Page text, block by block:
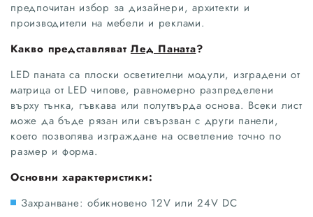
предпочитан избор за дизайнери, архитекти и
производители на мебели и реклами.
Какво представляват Лед Паната?
LED паната са плоски осветителни модули, изградени от
матрица от LED чипове, равномерно разпределени
върху тънка, гъвкава или полутвърда основа. Всеки лист
може да бъде рязaн или свързван с други панели,
което позволява изграждане на осветление точно по
размер и форма.
Основни характеристики:
Захранване: обикновено 12V или 24V DC